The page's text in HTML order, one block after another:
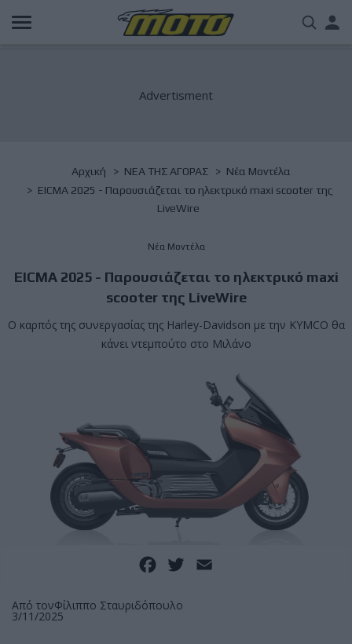
Παράκαμψη
προς
Breadcrumb
Αρχική NΕΑ ΤΗΣ ΑΓΟΡΑΣ
Νέα Μοντέλα
EICMA 2025 - Παρουσιάζεται τo ηλεκτρικό maxi scooter της
LiveWire
Νέα Μοντέλα
EICMA 2025 - Παρουσιάζεται τo ηλεκτρικό maxi
scooter της LiveWire
O καρπός της συνεργασίας της Harley-Davidson με την KYMCO θα
κάνει ντεμπούτο στο Μιλάνο
Facebook
Twitter
Από τονΦίλιππο Σταυριδόπουλο
3/11/2025